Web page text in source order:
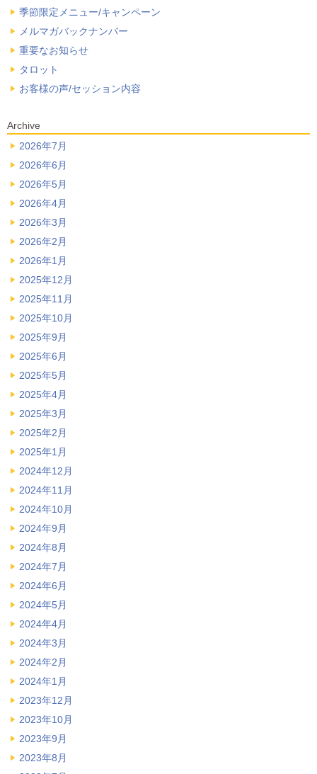
季節限定メニュー/キャンペーン
メルマガバックナンバー
重要なお知らせ
タロット
お客様の声/セッション内容
Archive
2026年7月
2026年6月
2026年5月
2026年4月
2026年3月
2026年2月
2026年1月
2025年12月
2025年11月
2025年10月
2025年9月
2025年6月
2025年5月
2025年4月
2025年3月
2025年2月
2025年1月
2024年12月
2024年11月
2024年10月
2024年9月
2024年8月
2024年7月
2024年6月
2024年5月
2024年4月
2024年3月
2024年2月
2024年1月
2023年12月
2023年10月
2023年9月
2023年8月